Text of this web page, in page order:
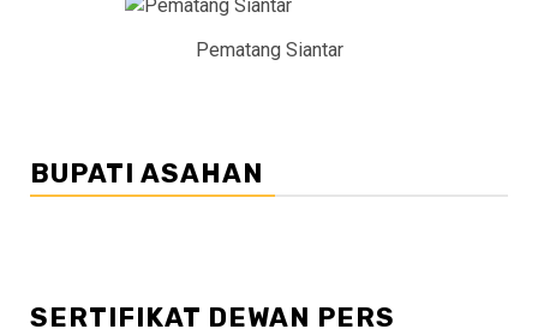
Pematang Siantar
BUPATI ASAHAN
SERTIFIKAT DEWAN PERS